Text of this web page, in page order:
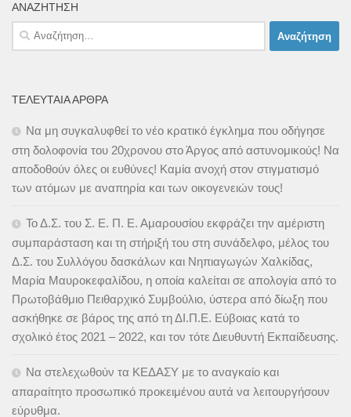
ΑΝΑΖΉΤΗΣΗ
Αναζήτηση
για:
ΤΕΛΕΥΤΑΊΑ ΆΡΘΡΑ
Να μη συγκαλυφθεί το νέο κρατικό έγκλημα που οδήγησε
στη δολοφονία του 20χρονου στο Άργος από αστυνομικούς! Να
αποδοθούν όλες οι ευθύνες! Καμία ανοχή στον στιγματισμό
των ατόμων με αναπηρία και των οικογενειών τους!
Το Δ.Σ. του Σ. Ε. Π. Ε. Αμαρουσίου εκφράζει την αμέριστη
συμπαράσταση και τη στήριξή του στη συνάδελφο, μέλος του
Δ.Σ. του Συλλόγου δασκάλων και Νηπιαγωγών Χαλκίδας,
Μαρία Μαυροκεφαλίδου, η οποία καλείται σε απολογία από το
Πρωτοβάθμιο Πειθαρχικό Συμβούλιο, ύστερα από δίωξη που
ασκήθηκε σε βάρος της από τη ΔΙ.Π.Ε. Εύβοιας κατά το
σχολικό έτος 2021 – 2022, και τον τότε Διευθυντή Εκπαίδευσης.
Να στελεχωθούν τα ΚΕΔΑΣΥ με το αναγκαίο και
απαραίτητο προσωπικό προκειμένου αυτά να λειτουργήσουν
εύρυθμα.